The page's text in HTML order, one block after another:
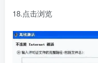
18.点击浏览